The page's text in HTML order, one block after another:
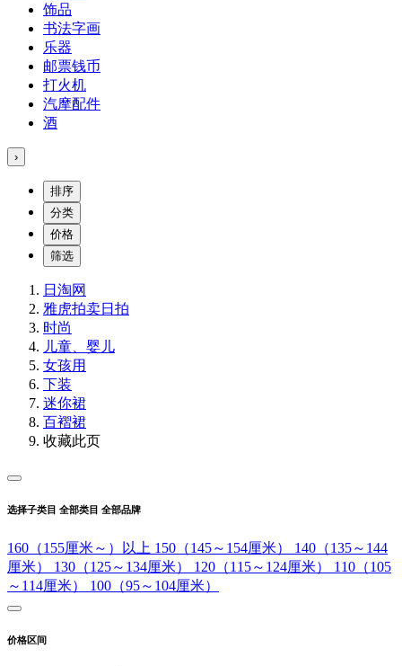
饰品
书法字画
乐器
邮票钱币
打火机
汽摩配件
酒
›
排序
分类
价格
筛选
日淘网
雅虎拍卖日拍
时尚
儿童、婴儿
女孩用
下装
迷你裙
百褶裙
收藏此页
选择子类目 全部类目 全部品牌
160（155厘米～）以上 150（145～154厘米） 140（135～144
厘米） 130（125～134厘米） 120（115～124厘米） 110（105
～114厘米） 100（95～104厘米）
价格区间